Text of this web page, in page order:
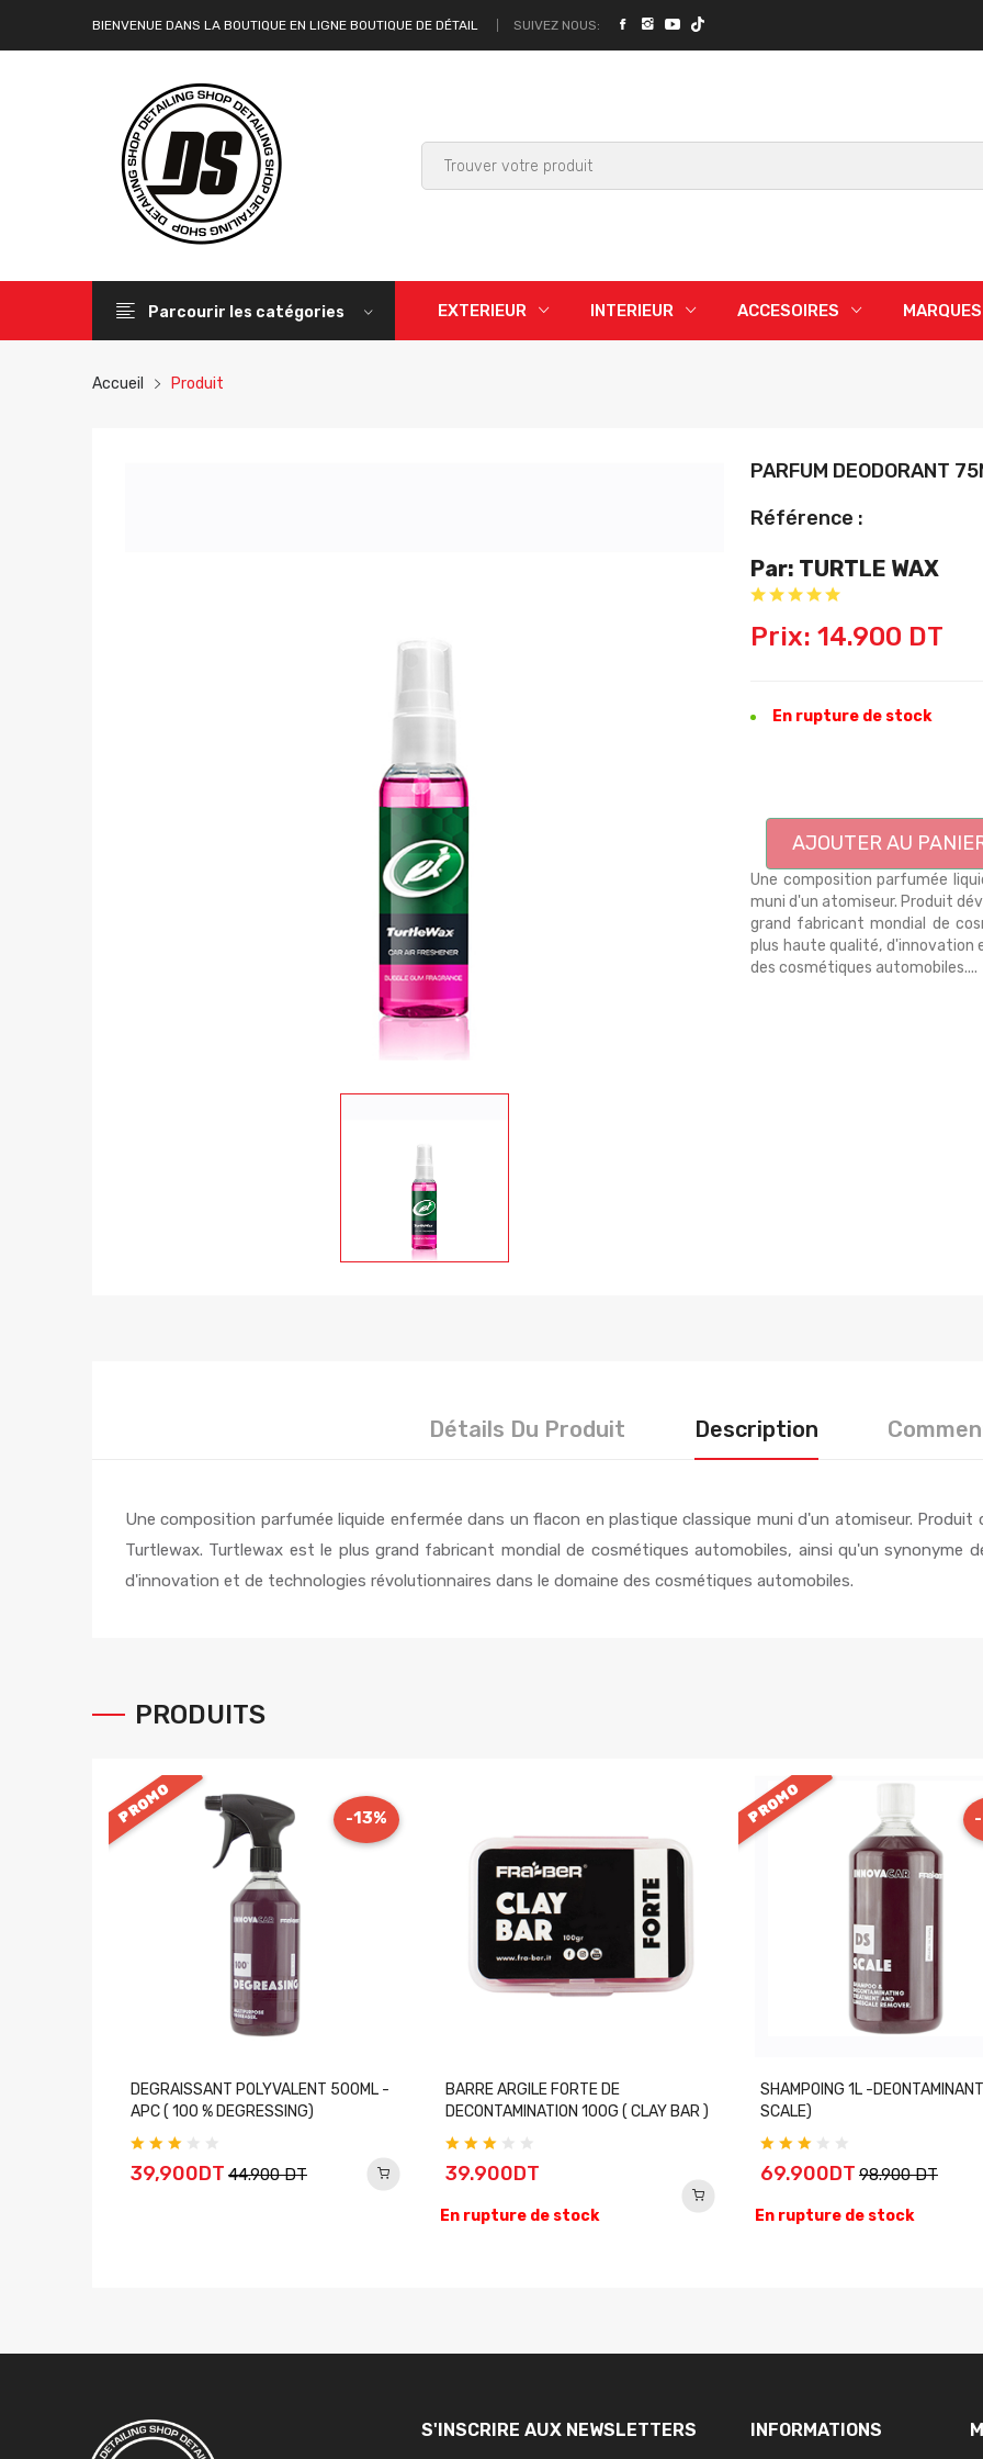
BIENVENUE DANS LA BOUTIQUE EN LIGNE BOUTIQUE DE DÉTAIL SUIVEZ NOUS:
Parcourir les catégories EXTERIEUR INTERIEUR ACCESOIRES MARQUES
Accueil Produit
PARFUM DEODORANT
Référence :
Par: TURTLE WAX
Prix: 14.900 DT
En rupture de stock
AJOUTER AU
Une composition parfumée
muni d'un atomiseur. Produit
grand fabricant mondial de
plus haute qualité, d'innovation
des cosmétiques automobiles....
Détails Du Produit Description
Une composition parfumée liquide enfermée dans un flacon en plastique classique muni d'un atomiseur. Produit
Turtlewax. Turtlewax est le plus grand fabricant mondial de cosmétiques automobiles, ainsi qu'un synonyme
d'innovation et de technologies révolutionnaires dans le domaine des cosmétiques automobiles.
PRODUITS
PROMO -13%
DEGRAISSANT POLYVALENT 500ML -
APC ( 100 % DEGRESSING)
39,900DT 44.900 DT
BARRE ARGILE FORTE DE
DECONTAMINATION 100G ( CLAY BAR )
39.900DT
En rupture de stock
PROMO
SHAMPOING 1L -
SCALE)
69.900DT 98.900 DT
En rupture de stock
S'INSCRIRE AUX NEWSLETTERS INFORMATIONS